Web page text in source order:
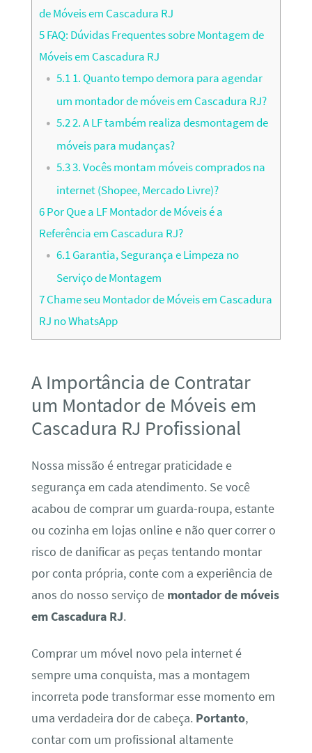
de Móveis em Cascadura RJ
5FAQ: Dúvidas Frequentes sobre Montagem de
Móveis em Cascadura RJ
5.11. Quanto tempo demora para agendar
um montador de móveis em Cascadura RJ?
5.22. A LF também realiza desmontagem de
móveis para mudanças?
5.33. Vocês montam móveis comprados na
internet (Shopee, Mercado Livre)?
6Por Que a LF Montador de Móveis é a
Referência em Cascadura RJ?
6.1Garantia, Segurança e Limpeza no
Serviço de Montagem
7Chame seu Montador de Móveis em Cascadura
RJ no WhatsApp
A Importância de Contratar
um Montador de Móveis em
Cascadura RJ Profissional
Nossa missão é entregar praticidade e
segurança em cada atendimento. Se você
acabou de comprar um guarda-roupa, estante
ou cozinha em lojas online e não quer correr o
risco de danificar as peças tentando montar
por conta própria, conte com a experiência de
anos do nosso serviço de montador de móveis
em Cascadura RJ.
Comprar um móvel novo pela internet é
sempre uma conquista, mas a montagem
incorreta pode transformar esse momento em
uma verdadeira dor de cabeça. Portanto,
contar com um profissional altamente